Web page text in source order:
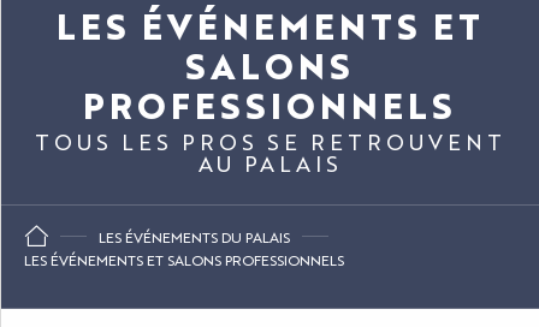
LES ÉVÉNEMENTS ET
SALONS
PROFESSIONNELS
TOUS LES PROS SE RETROUVENT
AU PALAIS
LES ÉVÉNEMENTS DU PALAIS
LES ÉVÉNEMENTS ET SALONS PROFESSIONNELS